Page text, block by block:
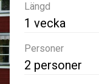
Längd
1 vecka
Personer
2 personer